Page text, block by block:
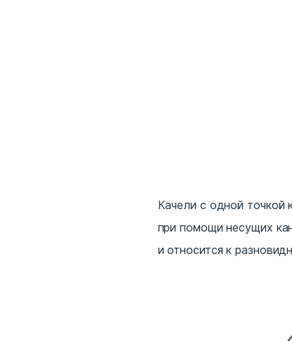
Качели с одной точкой
при помощи несущих
и относится к